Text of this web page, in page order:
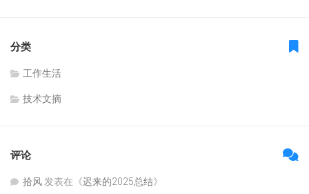
分类
工作生活
技术文摘
评论
拾风 发表在《迟来的2025总结》